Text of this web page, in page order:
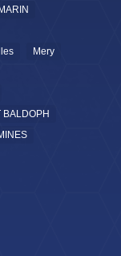
Mery
BALDOPH